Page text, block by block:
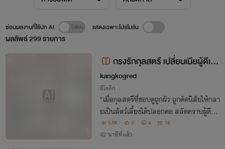
ผลลัพธ์299รายการ
ซ่อนผลงานที่ใช้ปก AI แสดงเฉพาะโปรโมชัน
กรงรักกุลสตรี เปลี่ยนเมียผู้ดีเป็
นสัตว์เลี้ยง
kangkogred
อีโรติก
"เมื่อกุลสตรีที่ชอบดูถูกผัว ถูกดัดนิสัยให้กลา
ยเป็นสัตว์เลี้ยงใต้ปลอกคอ สลัดคราบผู้ดีมา
เปลือยกายคลานเข่า รับบท 'น้องหวานหมา
น้อยหน่ารัก' ผู้ซื่อสัตย์ในกรงรักที่ไม่มีวันหนี
5.5K 0 4 18
42 นาทีที่แล้ว